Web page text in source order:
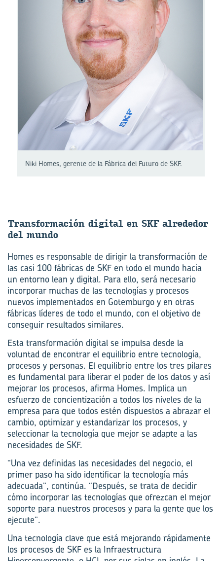
Niki Homes, gerente de la Fábrica del Futuro de SKF.
Trans­for­ma­ción di­gi­tal en SKF al­re­de­dor
del mundo
Homes es responsable de dirigir la transformación de
las casi 100 fábricas de SKF en todo el mundo hacia
un entorno lean y digital. Para ello, será necesario
incorporar muchas de las tecnologías y procesos
nuevos implementados en Gotemburgo y en otras
fábricas líderes de todo el mundo, con el objetivo de
conseguir resultados similares.
Esta transformación digital se impulsa desde la
voluntad de encontrar el equilibrio entre tecnología,
procesos y personas. El equilibrio entre los tres pilares
es fundamental para liberar el poder de los datos y así
mejorar los procesos, afirma Homes. Implica un
esfuerzo de concientización a todos los niveles de la
empresa para que todos estén dispuestos a abrazar el
cambio, optimizar y estandarizar los procesos, y
seleccionar la tecnología que mejor se adapte a las
necesidades de SKF.
“Una vez definidas las necesidades del negocio, el
primer paso ha sido identificar la tecnología más
adecuada”, continúa. “Después, se trata de decidir
cómo incorporar las tecnologías que ofrezcan el mejor
soporte para nuestros procesos y para la gente que los
ejecute”.
Una tecnología clave que está mejorando rápidamente
los procesos de SKF es la Infraestructura